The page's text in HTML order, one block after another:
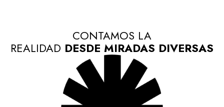
CONTAMOS LA
REALIDAD DESDE MIRADAS DIVERSAS